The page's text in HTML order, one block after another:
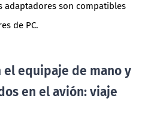
adaptadores son compatibles
de PC.
el equipaje de mano y
en el avión: viaje